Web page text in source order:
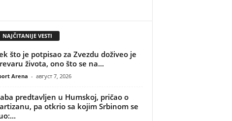
NAJČITANIJE VESTI
što je potpisao za Zvezdu doživeo je
života, ono što se na...
Arena - август 7, 2026
predtavljen u Humskoj, pričao o
pa otkrio sa kojim Srbinom se